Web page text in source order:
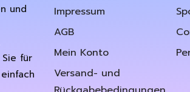
und
für
Impressum
AGB
Mein Konto
Versand- und